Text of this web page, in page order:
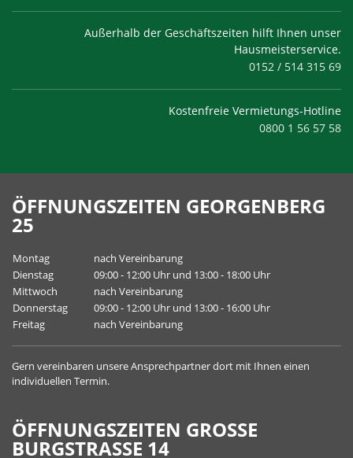
Außerhalb der Geschäftszeiten hilft Ihnen unser
Hausmeisterservice.
0152 / 514 315 69
Kostenfreie Vermietungs-Hotline
0800 1 56 57 58
ÖFFNUNGSZEITEN GEORGENBERG
25
Montag
nach Vereinbarung
Dienstag
09:00 - 12:00 Uhr und 13:00 - 18:00 Uhr
Mittwoch
nach Vereinbarung
Donnerstag
09:00 - 12:00 Uhr und 13:00 - 16:00 Uhr
Freitag
nach Vereinbarung
Gern vereinbaren unsereAnsprechpartnerdort mit Ihnen einen
individuellen Termin.
ÖFFNUNGSZEITEN GROSSE B
URGSTRASSE 14